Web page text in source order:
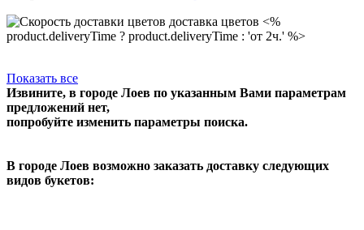
доставка цветов <%
product.deliveryTime ? product.deliveryTime : 'от 2ч.' %>
Показать все
Извините, в городе Лоев по указанным Вами параметрам
предложений нет,
попробуйте изменить параметры поиска.
В городе Лоев возможно заказать доставку следующих
видов букетов: